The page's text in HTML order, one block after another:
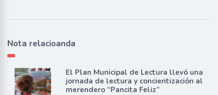
Nota relacioanda
El Plan Municipal de Lectura llevó una
jornada de lectura y concientización al
merendero “Pancita Feliz”